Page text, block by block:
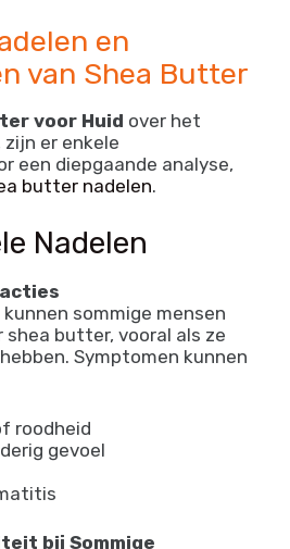
en
van Shea Butter
voor Huid over het
zijn er enkele
een diepgaande analyse,
butter nadelen.
Nadelen
sommige mensen
shea butter, vooral als ze
Symptomen kunnen
roodheid
gevoel
bij Sommige